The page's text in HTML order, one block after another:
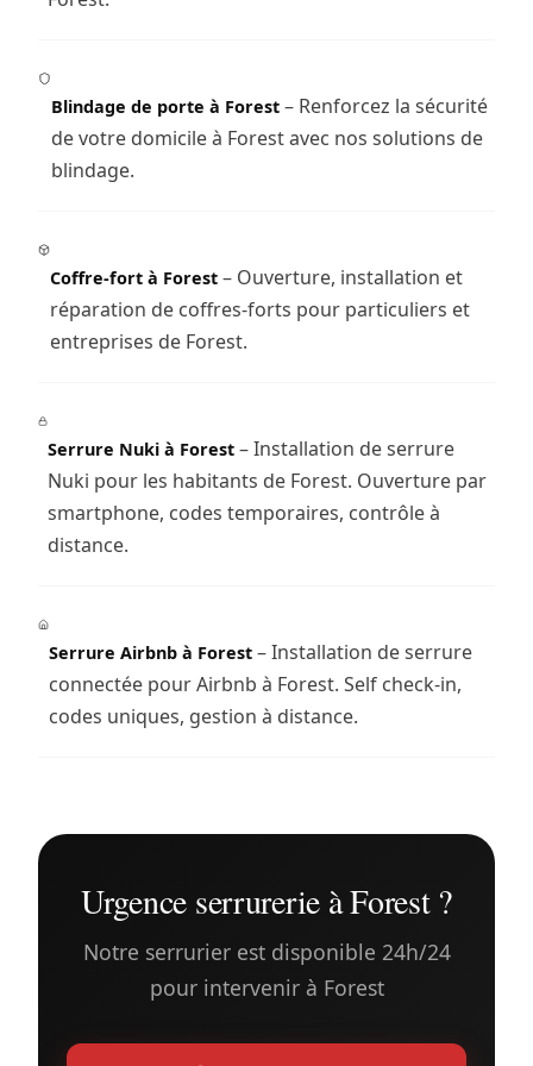
Blindage de porte à Forest – Renforcez la sécurité
de votre domicile à Forest avec nos solutions de
blindage.
Coffre-fort à Forest – Ouverture, installation et
réparation de coffres-forts pour particuliers et
entreprises de Forest.
Serrure Nuki à Forest – Installation de serrure
Nuki pour les habitants de Forest. Ouverture par
smartphone, codes temporaires, contrôle à
distance.
Serrure Airbnb à Forest – Installation de serrure
connectée pour Airbnb à Forest. Self check-in,
codes uniques, gestion à distance.
Urgence serrurerie à Forest ?
Notre serrurier est disponible 24h/24
pour intervenir à Forest